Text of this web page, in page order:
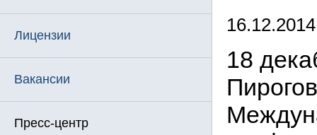
Лицензии
Вакансии
Пресс-центр
16.12.2014
18